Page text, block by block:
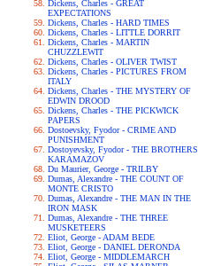
Dickens, Charles - GREAT
EXPECTATIONS
Dickens, Charles - HARD TIMES
Dickens, Charles - LITTLE DORRIT
Dickens, Charles - MARTIN
CHUZZLEWIT
Dickens, Charles - OLIVER TWIST
Dickens, Charles - PICTURES FROM
ITALY
Dickens, Charles - THE MYSTERY OF
EDWIN DROOD
Dickens, Charles - THE PICKWICK
PAPERS
Dostoevsky, Fyodor - CRIME AND
PUNISHMENT
Dostoyevsky, Fyodor - THE BROTHERS
KARAMAZOV
Du Maurier, George - TRILBY
Dumas, Alexandre - THE COUNT OF
MONTE CRISTO
Dumas, Alexandre - THE MAN IN THE
IRON MASK
Dumas, Alexandre - THE THREE
MUSKETEERS
Eliot, George - ADAM BEDE
Eliot, George - DANIEL DERONDA
Eliot, George - MIDDLEMARCH